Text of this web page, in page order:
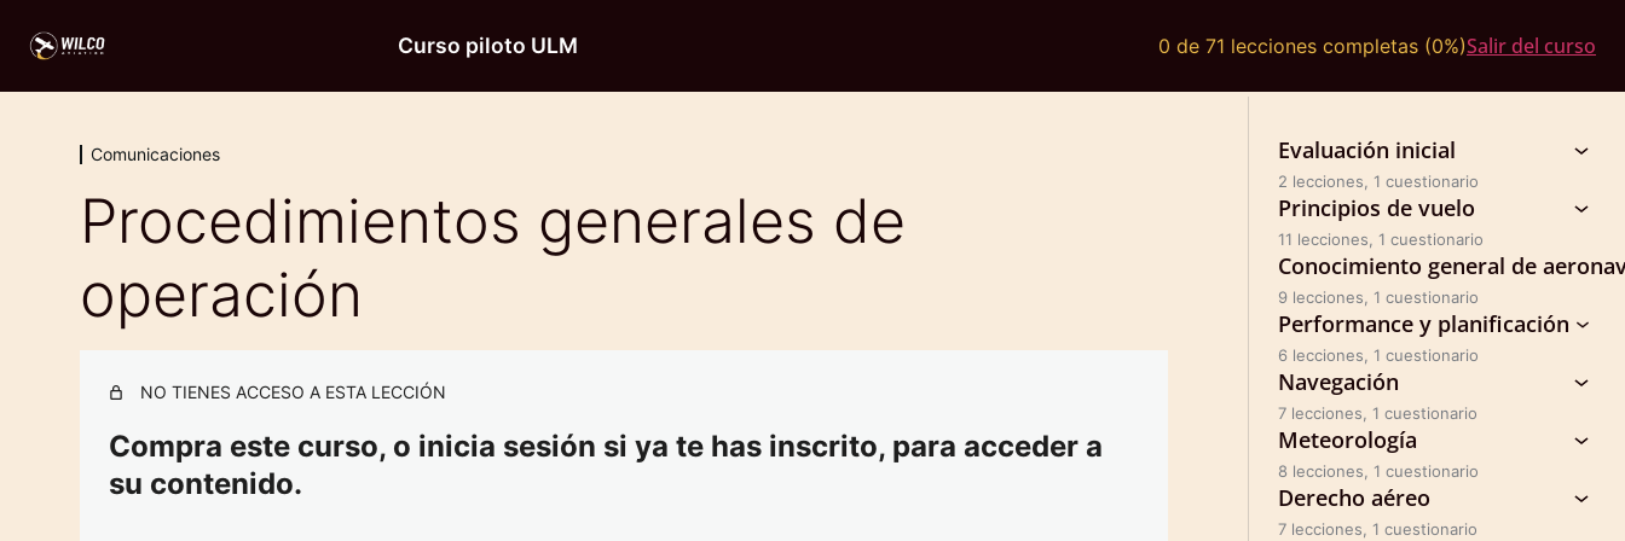
Curso piloto ULM 0 de 71 lecciones completas (0%)Salir del curso
Comunicaciones
Procedimientos generales de
operación
NO TIENES ACCESO A ESTA LECCIÓN
Compra este curso, o inicia sesión si ya te has inscrito, para acceder a
su contenido.
Evaluación inicial
2 lecciones, 1 cuestionario
Principios de vuelo
11 lecciones, 1 cuestionario
Conocimiento general de
9 lecciones, 1 cuestionario
Performance y planificación
6 lecciones, 1 cuestionario
Navegación
7 lecciones, 1 cuestionario
Meteorología
8 lecciones, 1 cuestionario
Derecho aéreo
7 lecciones, 1 cuestionario